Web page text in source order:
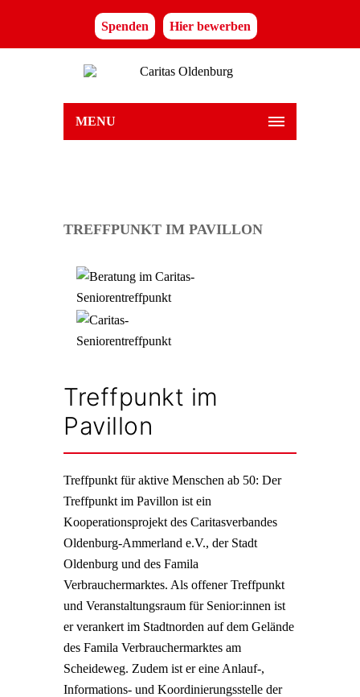
Spenden Hier bewerben
MENU
TREFFPUNKT IM PAVILLON
Treffpunkt im
Pavillon
Treffpunkt für aktive Menschen ab 50: Der
Treffpunkt im Pavillon ist ein
Kooperationsprojekt des Caritasverbandes
Oldenburg-Ammerland e.V., der Stadt
Oldenburg und des Famila
Verbrauchermarktes. Als offener Treffpunkt
und Veranstaltungsraum für Senior:innen ist
er verankert im Stadtnorden auf dem Gelände
des Famila Verbrauchermarktes am
Scheideweg. Zudem ist er eine Anlauf-,
Informations- und Koordinierungsstelle der